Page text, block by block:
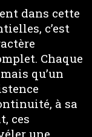
dans cette
c’est
Chaque
qu’un
à sa
ces
une